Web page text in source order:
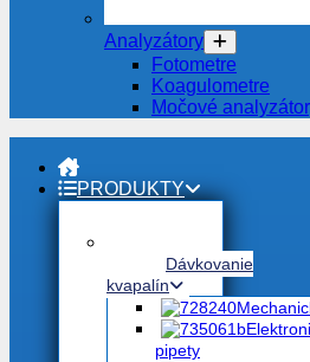
Analyzátory
Fotometre
Koagulometre
Močové
PRODUKTY
Dávkovanie
kvapalín
pipety